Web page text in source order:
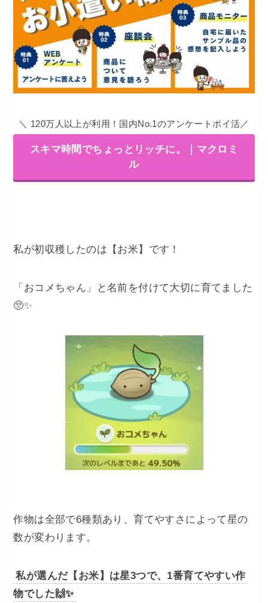
＼ 120万人以上が利用！国内No.1のアンケートポイ活／
スキマ時間でちょっとリッチに。｜マクロミ
ル
私が初収穫したのは【お米】です！
「おコメちゃん」と名前を付けて大切に育てました
🥺✨
作物は全部で6種類あり、育てやすさによって星の
数が変わります。
私が選んだ【お米】は星3つで、1番育てやすい作
物でした🙌✨